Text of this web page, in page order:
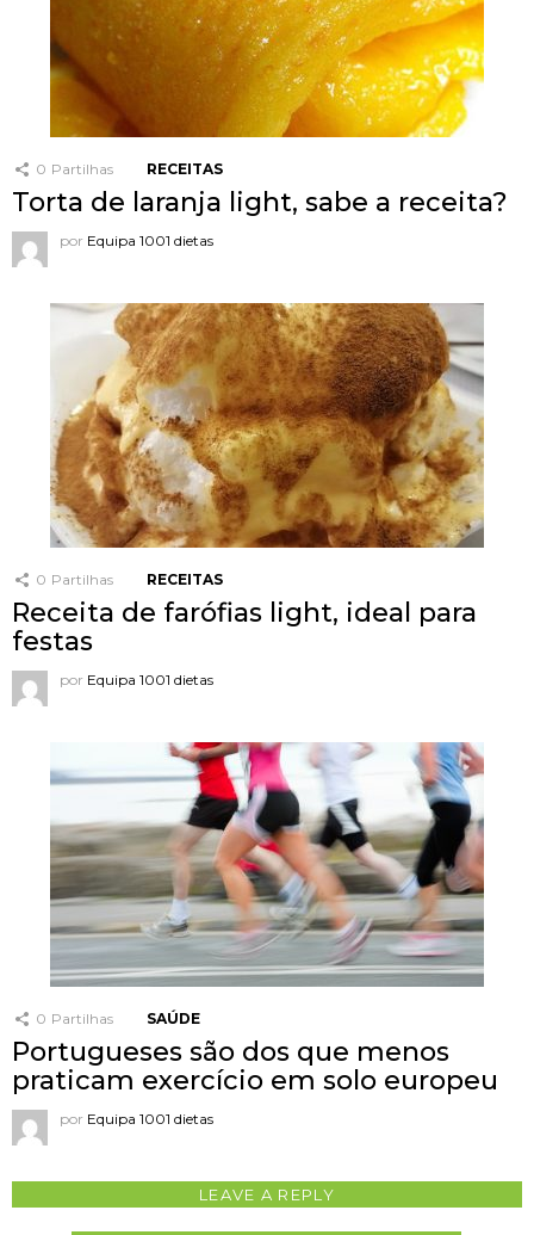
0 Partilhas RECEITAS
Torta de laranja light, sabe a receita?
por Equipa 1001 dietas
0 Partilhas RECEITAS
Receita de farófias light, ideal para
festas
por Equipa 1001 dietas
0 Partilhas SAÚDE
Portugueses são dos que menos
praticam exercício em solo europeu
por Equipa 1001 dietas
LEAVE A REPLY